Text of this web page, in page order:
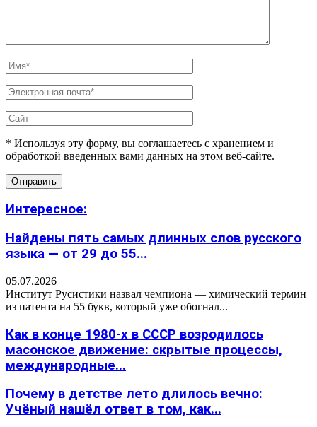
* Используя эту форму, вы соглашаетесь с хранением и
обработкой введенных вами данных на этом веб-сайте.
Интересное:
Найдены пять самых длинных слов русского
языка — от 29 до 55...
05.07.2026
Институт Русистики назвал чемпиона — химический термин
из патента на 55 букв, который уже обогнал...
Как в конце 1980-х в СССР возродилось
масонское движение: скрытые процессы,
международные...
Почему в детстве лето длилось вечно:
Учёный нашёл ответ в том, как...